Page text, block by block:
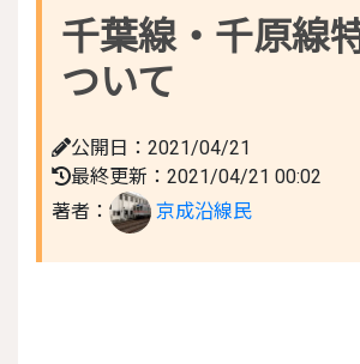
千葉線・千原線
ついて
公開日：2021/04/21
最終更新：2021/04/21 00:02
著者：
京成沿線民